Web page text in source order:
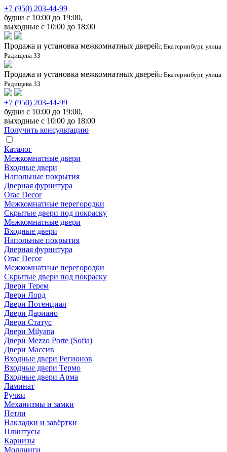
+7 (950) 203-44-99
будни с 10:00 до 19:00,
выходные с 10:00 до 18:00
Продажа и установка межкомнатных дверейг. Екатеринбург, улица
Радищева 33
Продажа и установка межкомнатных дверейг. Екатеринбург, улица
Радищева 33
+7 (950) 203-44-99
будни с 10:00 до 19:00,
выходные с 10:00 до 18:00
Получить консультацию
Каталог
Межкомнатные двери
Входные двери
Напольные покрытия
Дверная фурнитура
Orac Decor
Межкомнатные перегородки
Скрытые двери под покраскy
Межкомнатные двери
Входные двери
Напольные покрытия
Дверная фурнитура
Orac Decor
Межкомнатные перегородки
Скрытые двери под покраскy
Двери Терем
Двери Лорд
Двери Потенциал
Двери Дариано
Двери Статус
Двери Milyana
Двери Mezzo Porte (Sofia)
Двери Массив
Входные двери Регионов
Входные двери Термо
Входные двери Арма
Ламинат
Ручки
Механизмы и замки
Петли
Накладки и завёртки
Плинтусы
Карнизы
Молдинги